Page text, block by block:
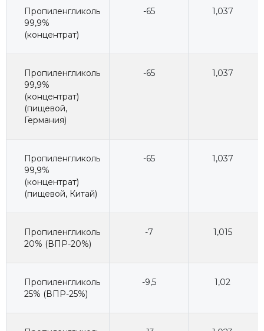
Пропиленгликоль
99,9%
(концентрат)
-65 1,037
Пропиленгликоль
99,9%
(концентрат)
(пищевой,
Германия)
-65 1,037
Пропиленгликоль
99,9%
(концентрат)
(пищевой, Китай)
-65 1,037
Пропиленгликоль
20% (ВПР-20%)
-7 1,015
Пропиленгликоль
25% (ВПР-25%)
-9,5 1,02